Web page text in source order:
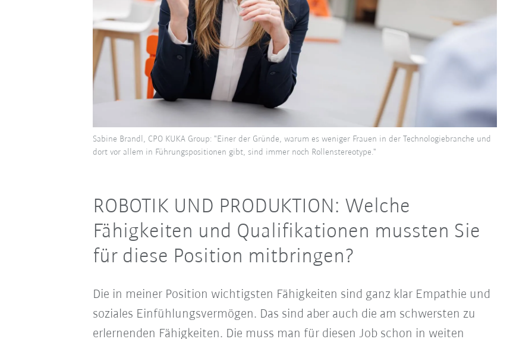
Sabine Brandl, CPO KUKA Group: "Einer der Gründe, warum es weniger Frauen in der Technologiebranche und
dort vor allem in Führungspositionen gibt, sind immer noch Rollenstereotype."
ROBOTIK UND PRODUKTION: Welche
Fähigkeiten und Qualifikationen mussten Sie
für diese Position mitbringen?
Die in meiner Position wichtigsten Fähigkeiten sind ganz klar Empathie und
soziales Einfühlungsvermögen. Das sind aber auch die am schwersten zu
erlernenden Fähigkeiten. Die muss man für diesen Job schon in weiten